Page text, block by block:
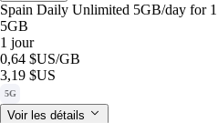
Spain Daily Unlimited 5GB/day for
5GB
1 jour
0,64 $US/GB
3,19 $US
5G
Voir les détails